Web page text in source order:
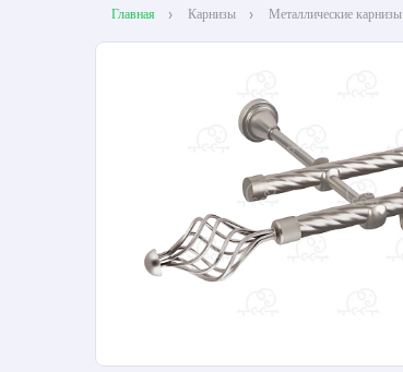
Главная Карнизы Металлические карнизы